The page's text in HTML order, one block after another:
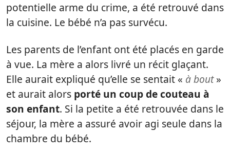
potentielle arme du crime, a été retrouvé dans
la cuisine. Le bébé n’a pas survécu.
Les parents de l’enfant ont été placés en garde
à vue. La mère a alors livré un récit glaçant.
Elle aurait expliqué qu’elle se sentait « à bout»
et aurait alors porté un coup de couteau à
son enfant. Si la petite a été retrouvée dans le
séjour, la mère a assuré avoir agi seule dans la
chambre du bébé.